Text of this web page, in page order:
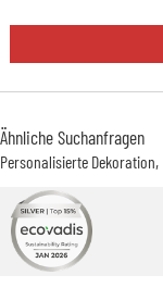
Ähnliche Suchanfragen
Personalisierte Dekoration